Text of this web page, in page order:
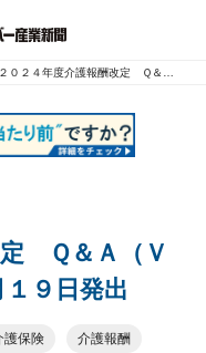
２０２４年度介護報酬改定 Ｑ＆Ａ（Ｖｏｌ.２）２０２４年３月１９日発出
定 Ｑ＆Ａ（Ｖ
９日発出
護保険 介護報酬